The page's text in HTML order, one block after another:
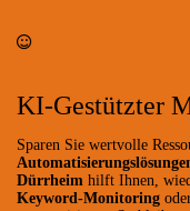
KI-Gestützter
Sparen Sie wertvolle
Dürrheim hilft Ihnen,
Keyword-Monitoring